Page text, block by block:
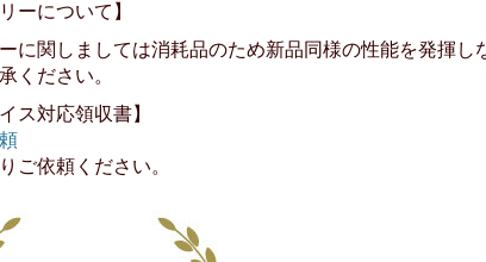
ーについて】
に関しましては消耗品のため新品同様の性能を発揮し
ください。
ス対応領収書】
ご依頼ください。